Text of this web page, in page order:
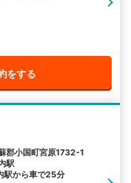
をする
郡小国町宮原1732-1
駅
駅から車で25分